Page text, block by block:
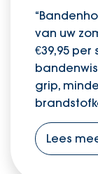
van uw
€39,95
grip,
Lees